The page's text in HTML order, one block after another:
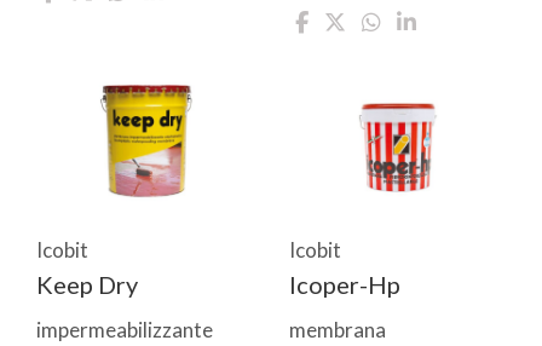
Icobit
Keep Dry
impermeabilizzante
Icobit
Icoper-Hp
membrana